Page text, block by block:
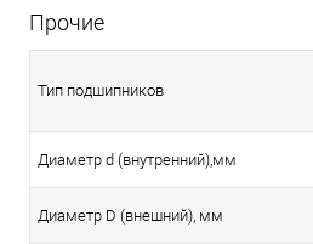
Прочие
Тип подшипников
Диаметр d (внутренний),мм
Диаметр D (внешний), мм